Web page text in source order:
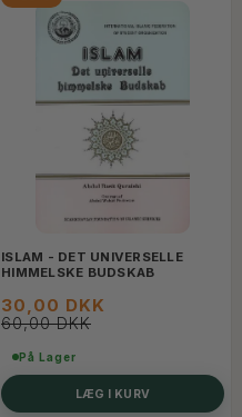
ISLAM - DET UNIVERSELLE
HIMMELSKE BUDSKAB
30,00 DKK
60,00 DKK
På Lager
LÆG I KURV